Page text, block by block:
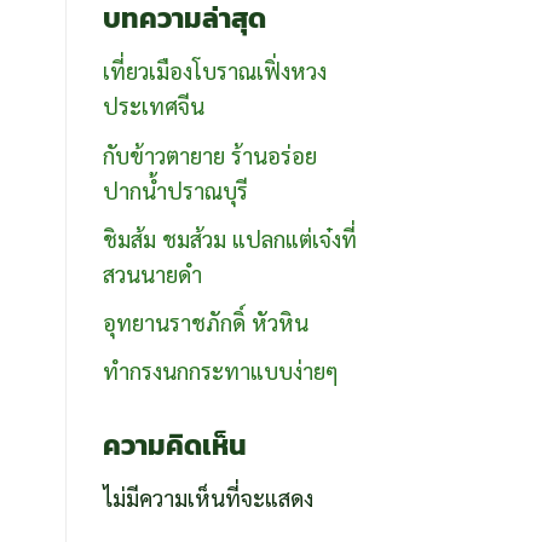
บทความล่าสุด
เที่ยวเมืองโบราณเฟิ่งหวง
ประเทศจีน
กับข้าวตายาย ร้านอร่อย
ปากน้ำปราณบุรี
ชิมส้ม ชมส้วม แปลกแต่เจ๋งที่
สวนนายดำ
อุทยานราชภักดิ์ หัวหิน
ทำกรงนกกระทาแบบง่ายๆ
ความคิดเห็น
ไม่มีความเห็นที่จะแสดง